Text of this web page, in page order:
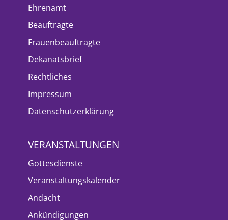
Ehrenamt
Beauftragte
Frauenbeauftragte
Dekanatsbrief
Rechtliches
Impressum
Datenschutzerklärung
VERANSTALTUNGEN
Gottesdienste
Veranstaltungskalender
Andacht
Ankündigungen